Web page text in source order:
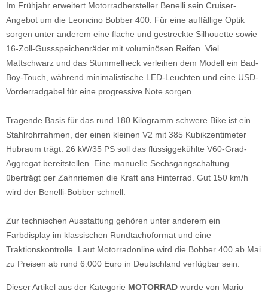
Im Frühjahr erweitert Motorradhersteller Benelli sein Cruiser-
Angebot um die Leoncino Bobber 400. Für eine auffällige Optik
sorgen unter anderem eine flache und gestreckte Silhouette sowie
16-Zoll-Gussspeichenräder mit voluminösen Reifen. Viel
Mattschwarz und das Stummelheck verleihen dem Modell ein Bad-
Boy-Touch, während minimalistische LED-Leuchten und eine USD-
Vorderradgabel für eine progressive Note sorgen.
Tragende Basis für das rund 180 Kilogramm schwere Bike ist ein
Stahlrohrrahmen, der einen kleinen V2 mit 385 Kubikzentimeter
Hubraum trägt. 26 kW/35 PS soll das flüssiggekühlte V60-Grad-
Aggregat bereitstellen. Eine manuelle Sechsgangschaltung
überträgt per Zahnriemen die Kraft ans Hinterrad. Gut 150 km/h
wird der Benelli-Bobber schnell.
Zur technischen Ausstattung gehören unter anderem ein
Farbdisplay im klassischen Rundtachoformat und eine
Traktionskontrolle. Laut Motorradonline wird die Bobber 400 ab Mai
zu Preisen ab rund 6.000 Euro in Deutschland verfügbar sein.
Dieser Artikel aus der Kategorie MOTORRAD wurde von Mario